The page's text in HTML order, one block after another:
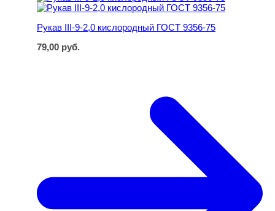
Рукав III-9-2,0 кислородный ГОСТ 9356-75
79,00 руб.